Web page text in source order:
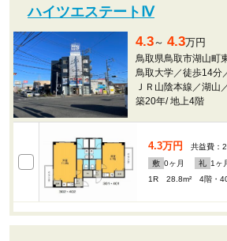
ハイツエステートⅣ
4.3～ 4.3万円
鳥取県鳥取市湖山町
鳥取大学／徒歩14分
ＪＲ山陰本線／湖山
築20年/地上4階
4.3万円
共益費：
敷 0ヶ月 礼 1 ヶ
1R 28.8m²
4階・